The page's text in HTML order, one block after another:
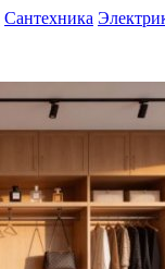
Сантехника